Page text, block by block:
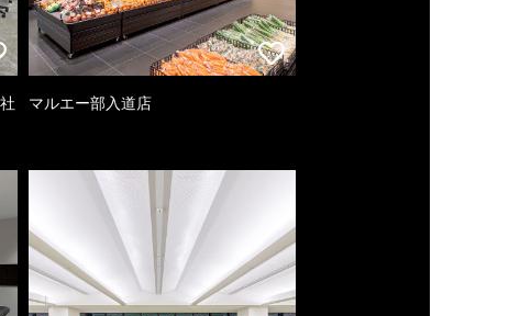
マルエー部入道店